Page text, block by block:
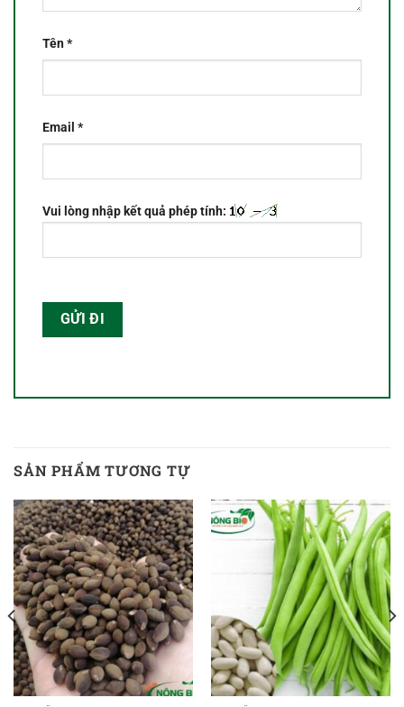
Tên*
Email *
Vui lòng nhập kết quả phép tính:
SẢN PHẨM TƯƠNG TỰ